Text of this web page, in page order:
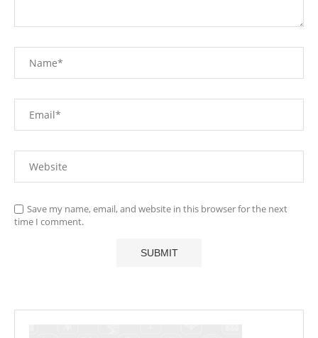
Save my name, email, and website in this browser for the next
time I comment.